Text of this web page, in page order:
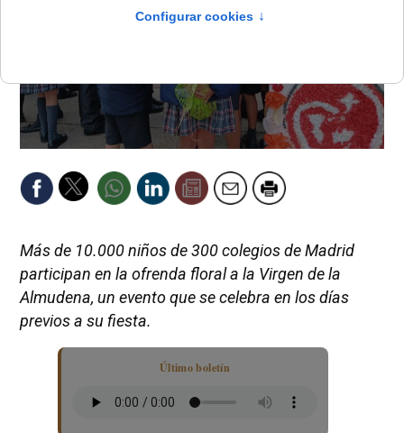
Más de 10.000 niños de 300 colegios de Madrid
participan en la ofrenda floral a la Virgen de la
Almudena, un evento que se celebra en los días
previos a su fiesta.
Último boletín